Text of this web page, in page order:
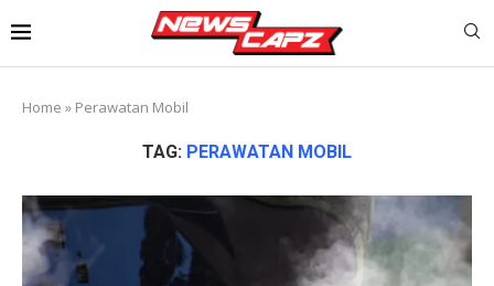
Home » Perawatan Mobil
TAG: PERAWATAN MOBIL